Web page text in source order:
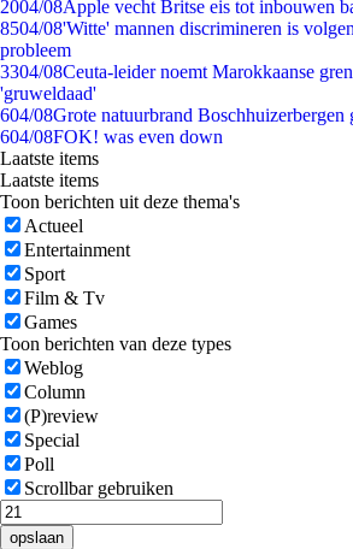
2004/08Apple vecht Britse eis tot inbouwen
8504/08'Witte' mannen discrimineren is
probleem
3304/08Ceuta-leider noemt Marokkaanse
'gruweldaad'
604/08Grote natuurbrand Boschhuizerbergen
604/08FOK! was even down
Laatste items
Laatste items
Toon berichten uit deze thema's
Actueel
Entertainment
Sport
Film & Tv
Games
Toon berichten van deze types
Weblog
Column
(P)review
Special
Poll
Scrollbar gebruiken
opslaan